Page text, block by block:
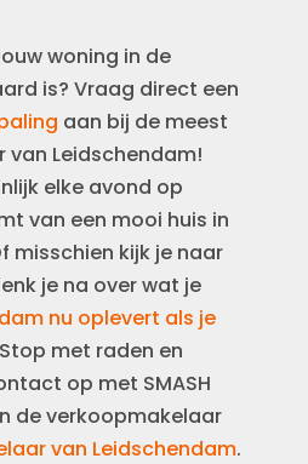
woning in de
is? Vraag direct een
aan bij de meest
Leidschendam!
elke avond op
van een mooi huis in
misschien kijk je naar
je na over wat je
nu oplevert als je
met raden en
op met SMASH
de verkoopmakelaar
van Leidschendam.